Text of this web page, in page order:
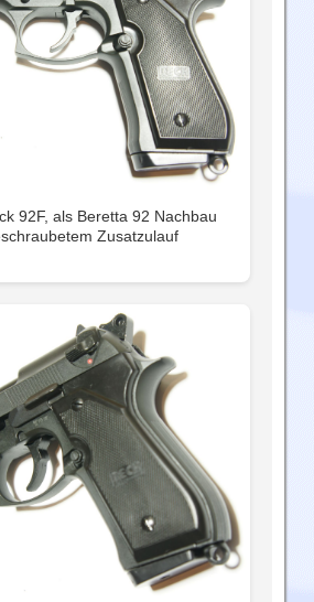
92F, als Beretta 92 Nachbau
Zusatzulauf